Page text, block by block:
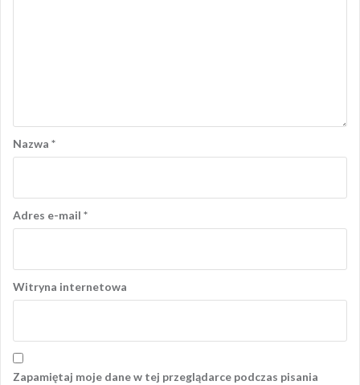
Nazwa *
Adres e-mail *
Witryna internetowa
Zapamiętaj moje dane w tej przeglądarce podczas pisania